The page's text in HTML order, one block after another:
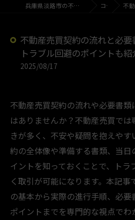
兵庫県淡路市の不動産売買なら新時代開発株式会社 コラム 不動産売
不動産売買契約の流れと必
トラブル回避のポイントも紹
2025/08/17
不動産売買契約の流れや必要書類
はありませんか？不動産売買で
きが多く、不安や疑問を抱えや
約の全体像や準備する書類、当
イントを知っておくことで、トラ
く取引が可能になります。本記
の基本から実際の進行手順、必
ポイントまでを専門的な視点で